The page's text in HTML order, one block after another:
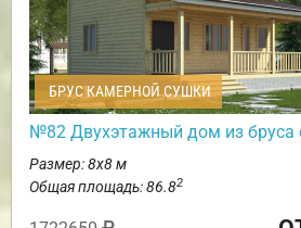
БРУС КАМЕРНОЙ СУШКИ
№82 Двухэтажный дом из бруса
Размер: 8х8 м
Общая площадь: 86.82